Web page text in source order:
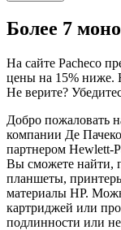
Более 7
На сайте Pacheco
цены на 15% ниже.
Не верите?
Добро пожаловать
компании Де
партнером Hewlett-
Вы сможете найти,
планшеты,
материалы HP.
картриджей или
подлинности или